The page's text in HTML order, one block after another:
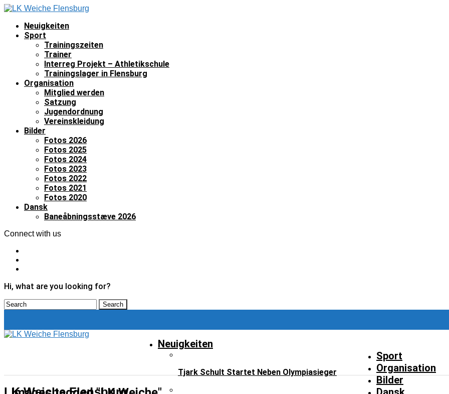
Neuigkeiten
Sport
Trainingszeiten
Trainer
Interreg Projekt – Athletikschule
Trainingslager in Flensburg
Organisation
Mitglied werden
Satzung
Jugendordnung
Vereinskleidung
Bilder
Fotos 2026
Fotos 2025
Fotos 2024
Fotos 2023
Fotos 2022
Fotos 2021
Fotos 2020
Dansk
Baneåbningsstæve 2026
Connect with us
Hi, what are you looking for?
Neuigkeiten
Tjark Schult Startet Neben Olympiasieger
Sport
Organisation
Bilder